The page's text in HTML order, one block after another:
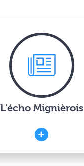
L’écho Mignièrois